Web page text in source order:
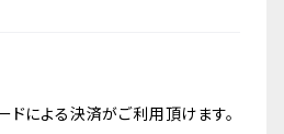
ドによる決済がご利用頂けます。